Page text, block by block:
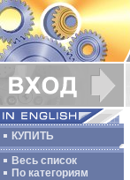
КУПИТЬ
Весь список
По категориям